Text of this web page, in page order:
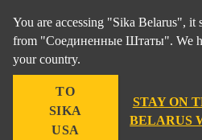
You are accessing "Sika Belarus", it
from "Соединенные Штаты". We
your country.
TO
SIKA
USA
STAY ON
BELARUS